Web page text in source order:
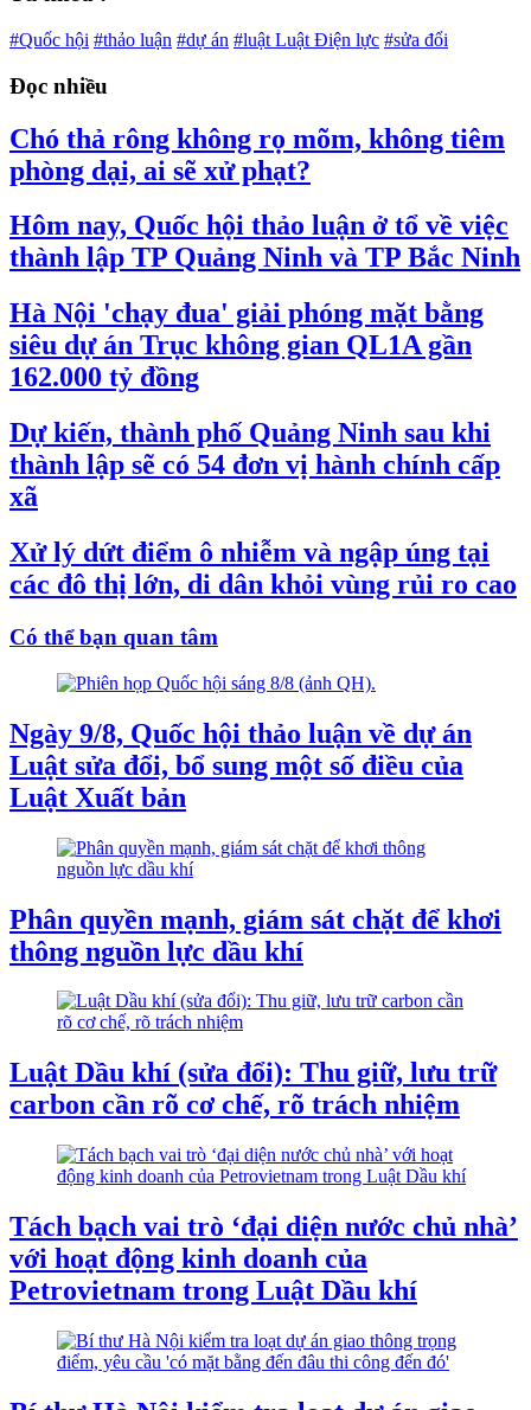
#Quốc hội #thảo luận #dự án #luật Luật Điện lực #sửa đổi
Đọc nhiều
Chó thả rông không rọ mõm, không tiêm
phòng dại, ai sẽ xử phạt?
Hôm nay, Quốc hội thảo luận ở tổ về việc
thành lập TP Quảng Ninh và TP Bắc Ninh
Hà Nội 'chạy đua' giải phóng mặt bằng
siêu dự án Trục không gian QL1A gần
162.000 tỷ đồng
Dự kiến, thành phố Quảng Ninh sau khi
thành lập sẽ có 54 đơn vị hành chính cấp
xã
Xử lý dứt điểm ô nhiễm và ngập úng tại
các đô thị lớn, di dân khỏi vùng rủi ro cao
Có thể bạn quan tâm
Ngày 9/8, Quốc hội thảo luận về dự án
Luật sửa đổi, bổ sung một số điều của
Luật Xuất bản
Phân quyền mạnh, giám sát chặt để khơi
thông nguồn lực dầu khí
Luật Dầu khí (sửa đổi): Thu giữ, lưu trữ
carbon cần rõ cơ chế, rõ trách nhiệm
Tách bạch vai trò ‘đại diện nước chủ nhà’
với hoạt động kinh doanh của
Petrovietnam trong Luật Dầu khí